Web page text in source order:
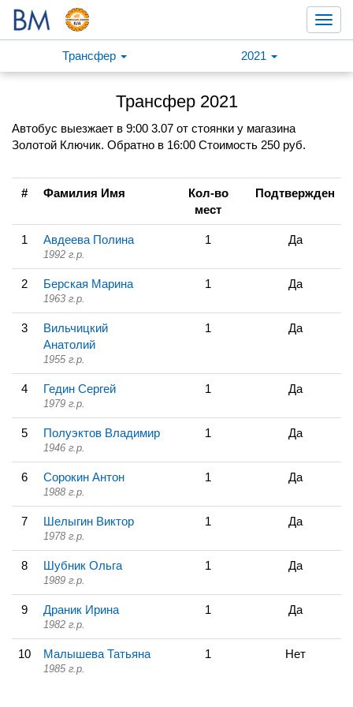
Трансфер
2021
Трансфер 2021
Автобус выезжает в 9:00 3.07 от стоянки у магазина
Золотой Ключик. Обратно в 16:00 Стоимость 250 руб.
# Фамилия Имя
Кол-во
мест
Подтвержден
1 Авдеева Полина
1992 г.р.
1 Да
2 Берская Марина
1963 г.р.
1 Да
3
Вильчицкий
Анатолий
1955 г.р.
1 Да
4 Гедин Сергей
1979 г.р.
1 Да
5 Полуэктов Владимир
1946 г.р.
1 Да
6 Сорокин Антон
1988 г.р.
1 Да
7 Шелыгин Виктор
1978 г.р.
1 Да
8 Шубник Ольга
1989 г.р.
1 Да
9 Драник Ирина
1982 г.р.
1 Да
10 Малышева Татьяна
1985 г.р.
1 Нет